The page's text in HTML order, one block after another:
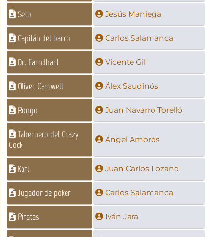
Seto Jesús Maniega
Capitán del barco Carlos Salamanca
Dr. Earndhart Vicente Gil
Oliver Carswell Álex Saudinós
Rongo Juan Navarro Torelló
Tabernero del Crazy
Cock
Ángel Amorós
Karl Juan Carlos Lozano
Jugador de póker Carlos Salamanca
Piratas Iván Jara